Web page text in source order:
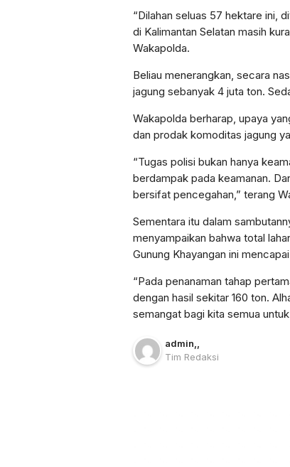
“Dilahan seluas 57 hektare ini,
di Kalimantan Selatan masih
Wakapolda.
Beliau menerangkan, secara
jagung sebanyak 4 juta ton.
Wakapolda berharap, upaya
dan prodak komoditas jagung
“Tugas polisi bukan hanya
berdampak pada keamanan.
bersifat pencegahan,” terang
Sementara itu dalam
menyampaikan bahwa total
Gunung Khayangan ini
“Pada penanaman tahap
dengan hasil sekitar 160 ton.
semangat bagi kita semua
admin,,
Tim Redaksi